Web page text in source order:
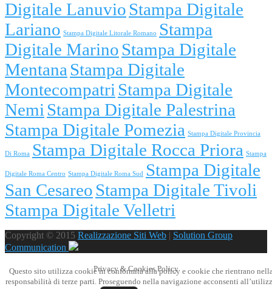
Digitale Lanuvio Stampa Digitale
Lariano Stampa Digitale Litorale Romano
Stampa
Digitale Marino Stampa Digitale
Mentana Stampa Digitale
Montecompatri Stampa Digitale
Nemi Stampa Digitale Palestrina
Stampa Digitale Pomezia Stampa Digitale Provincia
Di Roma Stampa Digitale Rocca Priora Stampa
Digitale Roma Centro Stampa Digitale Roma Sud
Stampa Digitale
San Cesareo Stampa Digitale Tivoli
Stampa Digitale Velletri
Copyright © 2015 Realizzazione Siti Web | Solution Group
Communication
Questo sito utilizza cookie in conformità alla policy e cookie che rientrano
responsabilità di terze parti. Proseguendo nella navigazione acconsenti
Privacy & Cookies Policy